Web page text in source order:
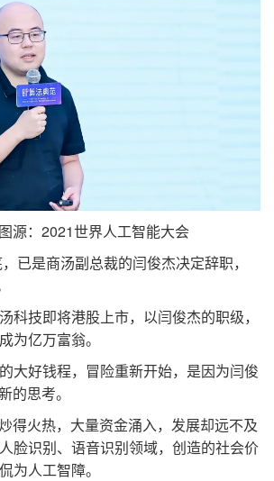
源：2021世界人工智能大会
是商汤副总裁的闫俊杰决定辞职，
技即将港股上市，以闫俊杰的职级，
为亿万富翁。
好钱程，冒险重新开始，是因为闫俊
的思考。
火热，大量资金涌入，发展却远不及
脸识别、语音识别领域，创造的社会价
为人工智障。